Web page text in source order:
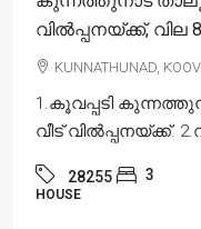
വിൽപ്പനയ്ക്ക്, വില
KUNNATHUNAD,
1.കൂവപ്പടി
വീട് വിൽപ്പനയ്ക്ക്.
28255 3
HOUSE